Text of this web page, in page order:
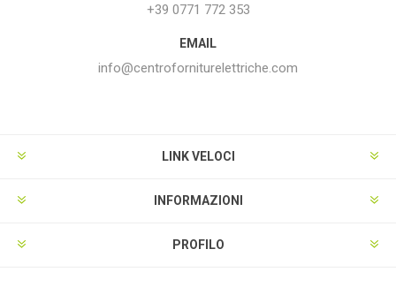
+39 0771 772 353
EMAIL
info@centroforniturelettriche.com
LINK VELOCI
INFORMAZIONI
PROFILO